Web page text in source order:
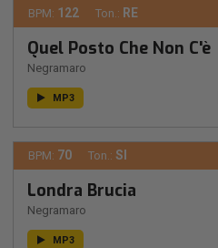
BPM: 122 Ton.: RE
Quel Posto Che Non C'è
Negramaro
MP3
BPM: 70 Ton.: SI
Londra Brucia
Negramaro
MP3